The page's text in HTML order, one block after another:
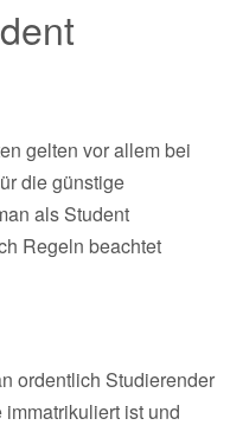
gelten vor allem bei
die günstige
als Student
Regeln beachtet
ordentlich Studierender
ist und